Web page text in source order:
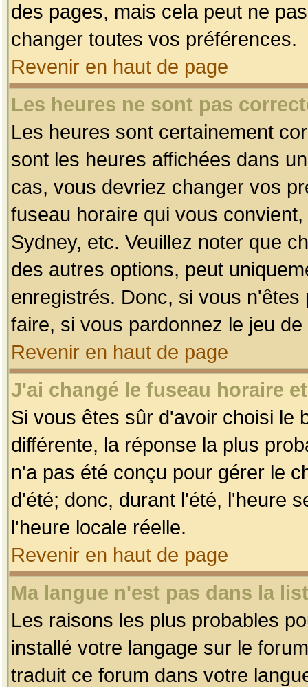
des pages, mais cela peut ne
changer toutes vos préférences.
Revenir en haut de page
Les heures ne sont pas
Les heures sont certainement
sont les heures affichées dans
cas, vous devriez changer vos
fuseau horaire qui vous
Sydney, etc. Veuillez noter que
des autres options, peut
enregistrés. Donc, si vous
faire, si vous pardonnez le jeu
Revenir en haut de page
J'ai changé le fuseau horaire
Si vous êtes sûr d'avoir choisi le
différente, la réponse la plus
n'a pas été conçu pour gérer le
d'été; donc, durant l'été, l'heure
l'heure locale réelle.
Revenir en haut de page
Ma langue n'est pas dans la
Les raisons les plus probables
installé votre langage sur le
traduit ce forum dans votre